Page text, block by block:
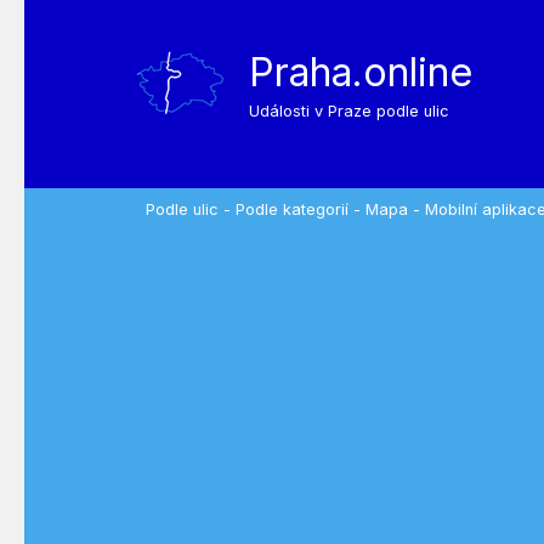
Praha.online
Události v Praze podle ulic
Podle ulic - Podle kategorií - Mapa - Mobilní